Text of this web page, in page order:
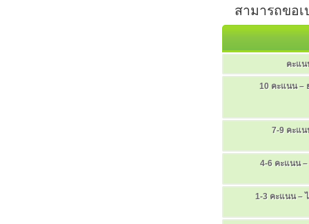
สามารถขอ
คะแน
10 คะแนน –
7-9 คะแน
4-6 คะแนน –
1-3 คะแนน –